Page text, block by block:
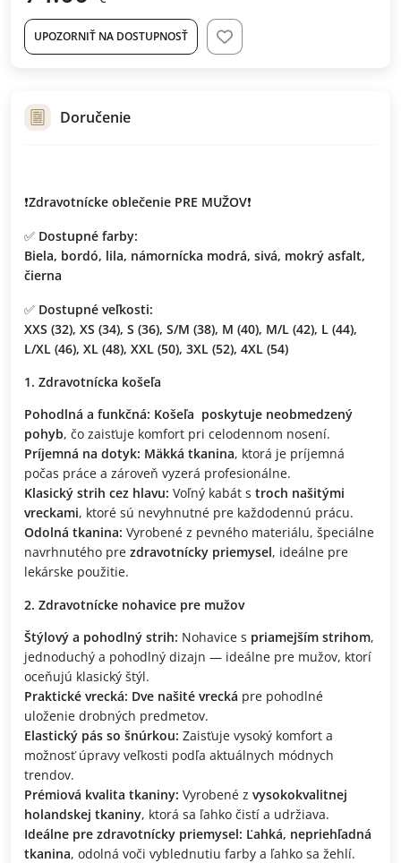
UPOZORNIŤ NA DOSTUPNOSŤ
Doručenie
❗Zdravotnícke oblečenie PRE MUŽOV❗
✅ Dostupné farby:
Biela, bordó, lila, námornícka modrá, sivá, mokrý asfalt,
čierna
✅ Dostupné veľkosti:
XXS (32), XS (34), S (36), S/M (38), M (40), M/L (42), L (44),
L/XL (46), XL (48), XXL (50), 3XL (52), 4XL (54)
Zdravotnícka košeľa
Pohodlná a funkčná: Košeľa poskytuje neobmedzený
pohyb, čo zaisťuje komfort pri celodennom nosení.
Príjemná na dotyk: Mäkká tkanina, ktorá je príjemná
počas práce a zároveň vyzerá profesionálne.
Klasický strih cez hlavu: Voľný kabát s troch našitými
vreckami, ktoré sú nevyhnutné pre každodennú prácu.
Odolná tkanina: Vyrobené z pevného materiálu, špeciálne
navrhnutého pre zdravotnícky priemysel, ideálne pre
lekárske použitie.
Zdravotnícke nohavice pre mužov
Štýlový a pohodlný strih: Nohavice s priamejším strihom,
jednoduchý a pohodlný dizajn — ideálne pre mužov, ktorí
oceňujú klasický štýl.
Praktické vrecká: Dve našité vrecká pre pohodlné
uloženie drobných predmetov.
Elastický pás so šnúrkou: Zaisťuje vysoký komfort a
možnosť úpravy veľkosti podľa aktuálnych módnych
trendov.
Prémiová kvalita tkaniny: Vyrobené z vysokokvalitnej
holandskej tkaniny, ktorá sa ľahko čistí a udržiava.
Ideálne pre zdravotnícky priemysel: Ľahká, nepriehľadná
tkanina, odolná voči vyblednutiu farby a ľahko sa žehlí.